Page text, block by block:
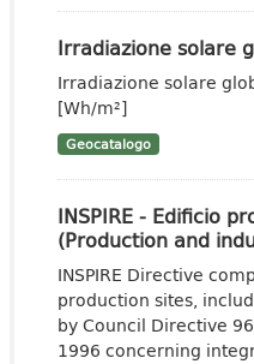
Irradiazione solare
Irradiazione solare
[Wh/m²]
Geocatalogo
INSPIRE - Edificio
(Production and
INSPIRE Directive
production sites,
by Council Directive
1996 concerning